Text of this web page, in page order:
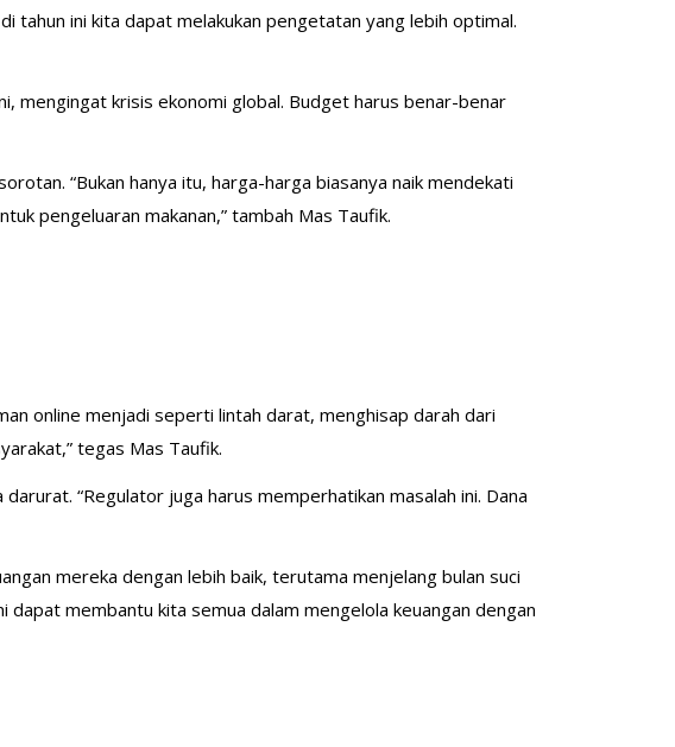
tahun ini kita dapat melakukan pengetatan yang lebih optimal.
mengingat krisis ekonomi global. Budget harus benar-benar
“Bukan hanya itu, harga-harga biasanya naik mendekati
pengeluaran makanan,” tambah Mas Taufik.
online menjadi seperti lintah darat, menghisap darah dari
tegas Mas Taufik.
“Regulator juga harus memperhatikan masalah ini. Dana
mereka dengan lebih baik, terutama menjelang bulan suci
membantu kita semua dalam mengelola keuangan dengan